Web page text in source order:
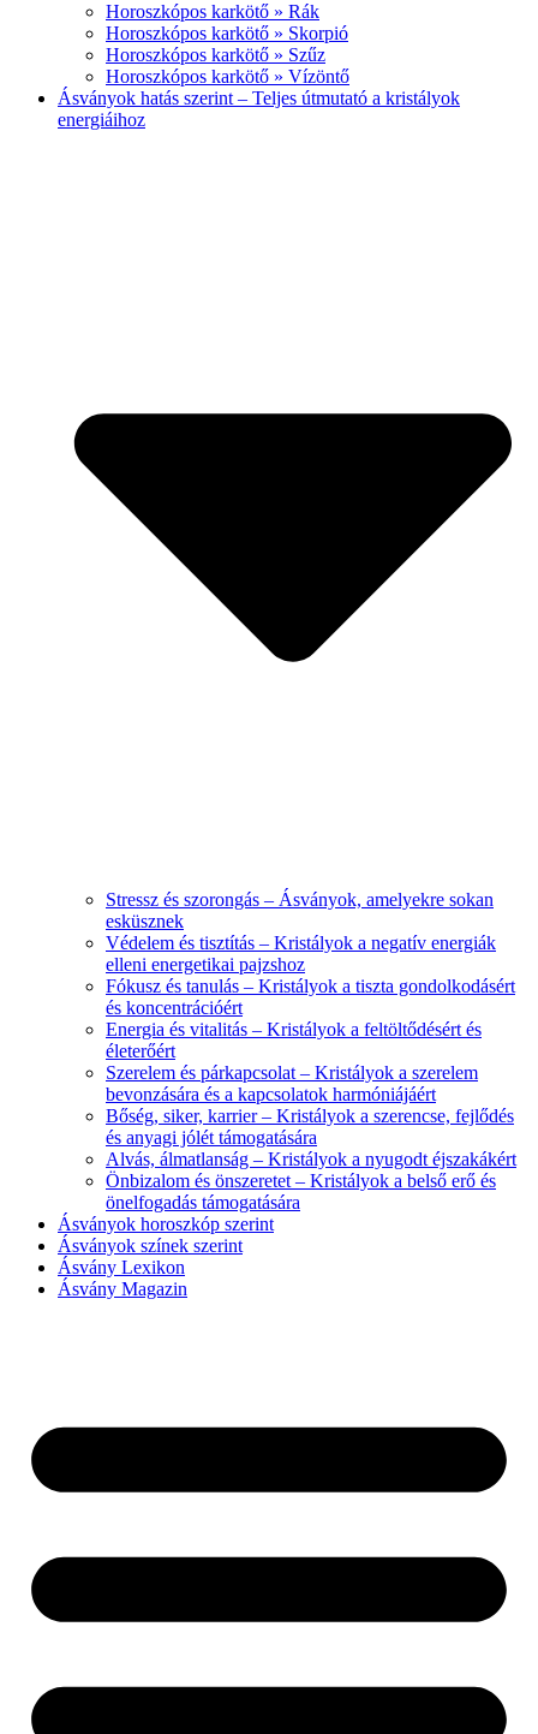
Horoszkópos karkötő » Rák
Horoszkópos karkötő » Skorpió
Horoszkópos karkötő » Szűz
Horoszkópos karkötő » Vízöntő
Ásványok hatás szerint – Teljes útmutató a kristályok
energiáihoz
Stressz és szorongás – Ásványok, amelyekre sokan
esküsznek
Védelem és tisztítás – Kristályok a negatív energiák
elleni energetikai pajzshoz
Fókusz és tanulás – Kristályok a tiszta gondolkodásért
és koncentrációért
Energia és vitalitás – Kristályok a feltöltődésért és
életerőért
Szerelem és párkapcsolat – Kristályok a szerelem
bevonzására és a kapcsolatok harmóniájáért
Bőség, siker, karrier – Kristályok a szerencse, fejlődés
és anyagi jólét támogatására
Alvás, álmatlanság – Kristályok a nyugodt éjszakákért
Önbizalom és önszeretet – Kristályok a belső erő és
önelfogadás támogatására
Ásványok horoszkóp szerint
Ásványok színek szerint
Ásvány Lexikon
Ásvány Magazin